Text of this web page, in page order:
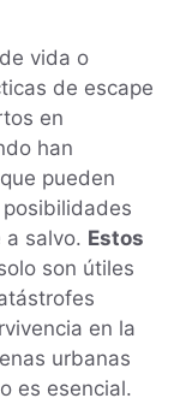
vida o
de escape
en
han
pueden
a salvo. Estos
son útiles
en la
urbanas
es esencial.